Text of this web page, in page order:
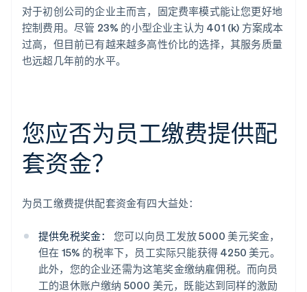
对于初创公司的企业主而言，固定费率模式能让您更好地
控制费用。尽管 23% 的小型企业主认为 401 (k) 方案成本
过高，但目前已有越来越多高性价比的选择，其服务质量
也远超几年前的水平。
您应否为员工缴费提供配
套资金？
为员工缴费提供配套资金有四大益处：
提供免税奖金：
您可以向员工发放 5000 美元奖金，
但在 15% 的税率下，员工实际只能获得 4250 美元。
此外，您的企业还需为这笔奖金缴纳雇佣税。而向员
工的退休账户缴纳 5000 美元，既能达到同样的激励